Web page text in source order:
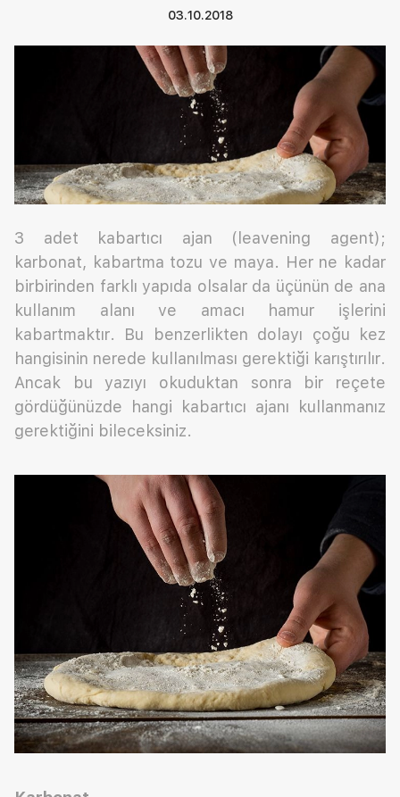
03.10.2018
3 adet kabartıcı ajan (leavening agent);
karbonat, kabartma tozu ve maya. Her ne kadar
birbirinden farklı yapıda olsalar da üçünün de ana
kullanım alanı ve amacı hamur işlerini
kabartmaktır. Bu benzerlikten dolayı çoğu kez
hangisinin nerede kullanılması gerektiği karıştırılır.
Ancak bu yazıyı okuduktan sonra bir reçete
gördüğünüzde hangi kabartıcı ajanı kullanmanız
gerektiğini bileceksiniz.